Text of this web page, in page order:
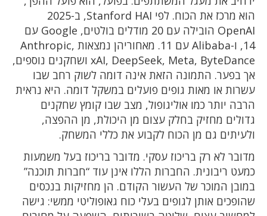
הוא מרכז את הכוח. לפי Stanford HAI, ב-2025
OpenAI הובילה עם 20 מודלים בולטים, Google עם
14, ו-Alibaba עם 11. מאחוריהן נמצאות Anthropic,
xAI, DeepSeek, Meta, ByteDance ושחקנים נוספים,
אך בפער. התמונה הזאת אינה דומה לשוק רחב שבו
עשרות או מאות גופים פועלים במשקל דומה. היא נראית
הרבה יותר כמו אוליגופול, מצב שבו קומץ שחקנים
גדולים מחזיק בחלק עצום מן היכולת, מן ההפצה,
ולעיתים גם מן הכוח לקבוע את כללי המשחק.
מדובר לא רק בריכוז עסקי. מדובר בריכוז בעל משמעות
כמעט ריבונית. החברות הללו אינן עוד “חברות תוכנה”
במובן המוכר של העשור הקודם. הן מחזיקות בנכסים
שהופכים אותן לגופים בעלי כוח גאופוליטי ממשי: גישה